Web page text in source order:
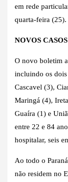
em rede
quarta-feira (25).
NOVOS CASOS
O novo boletim
incluindo os dois
Cascavel (3),
Maringá (4),
Guaíra (1) e
entre 22 e 84
hospitalar, seis
Ao todo o
não residem no